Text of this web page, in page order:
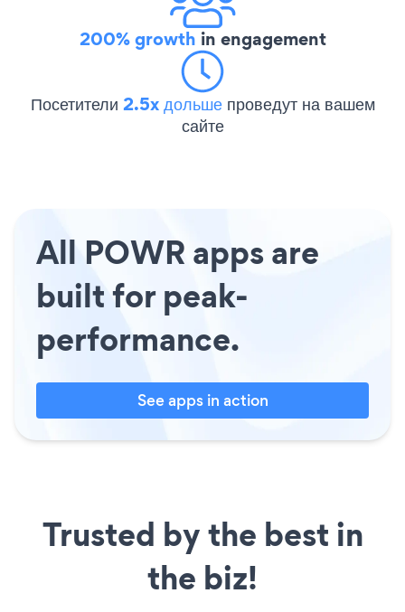
200% growth in engagement
Посетители 2.5x дольше проведут на вашем
сайте
All POWR apps are
built for peak-
performance.
See apps in action
Trusted by the best in
the biz!